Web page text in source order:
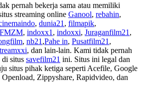
pernah bekerja sama atau memiliki
streaming online Ganool, rebahin,
, dunia21 , filmapik,
FMZM, indoxx1 , indoxxi, Juraganfilm21 ,
, nb21 ,Pahe in, Pusatfilm21 ,
, dan lain-lain. Kami tidak pernah
di situs savefilm21 ini. Situs ini legal dan
situs pihak ketiga seperti Acefile, Google
Zippyshare, Rapidvideo, dan